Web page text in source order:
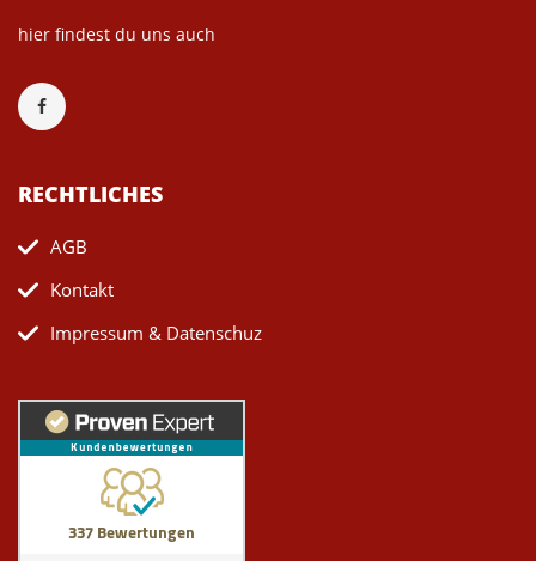
hier findest du uns auch
RECHTLICHES
AGB
Kontakt
Impressum & Datenschuz